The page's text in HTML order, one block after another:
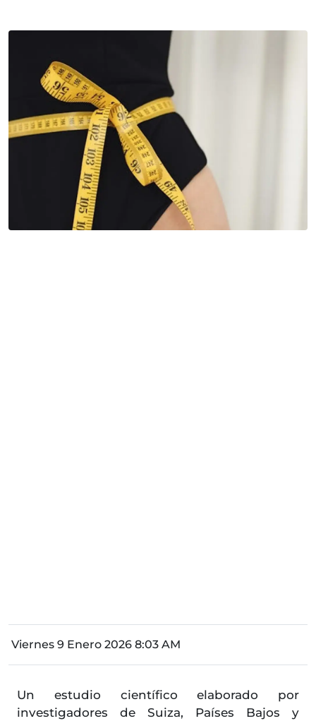
Viernes 9 Enero 2026 8:03 AM
Un estudio científico elaborado por
investigadores de Suiza, Países Bajos y